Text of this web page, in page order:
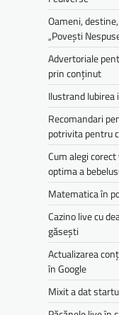
Oameni,
„Povești
Advertoriale
prin conținut
Ilustrand Iubirea
Recomandari
potrivita pentru
Cum alegi
optima a
Matematica în
Cazino live cu
găsești
Actualizarea
în Google
Mixit a dat